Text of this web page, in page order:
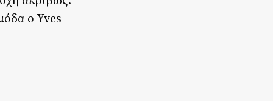
ο Yves